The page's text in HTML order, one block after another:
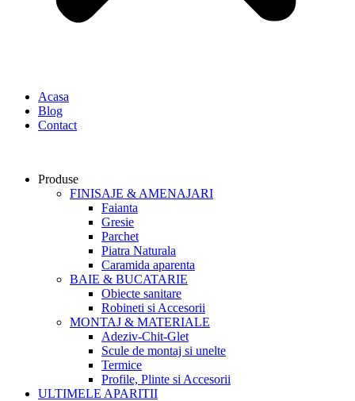
Acasa
Blog
Contact
Produse
FINISAJE & AMENAJARI
Faianta
Gresie
Parchet
Piatra Naturala
Caramida aparenta
BAIE & BUCATARIE
Obiecte sanitare
Robineti si Accesorii
MONTAJ & MATERIALE
Adeziv-Chit-Glet
Scule de montaj si unelte
Termice
Profile, Plinte si Accesorii
ULTIMELE APARITII